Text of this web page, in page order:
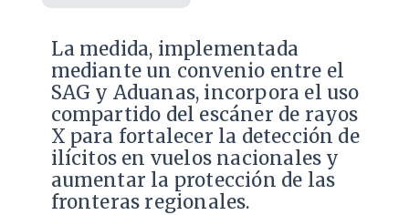
La medida, implementada
mediante un convenio entre el
SAG y Aduanas, incorpora el uso
compartido del escáner de rayos
X para fortalecer la detección de
ilícitos en vuelos nacionales y
aumentar la protección de las
fronteras regionales.